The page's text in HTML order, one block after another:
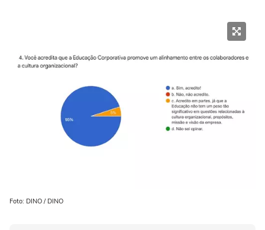
Foto: DINO / DINO